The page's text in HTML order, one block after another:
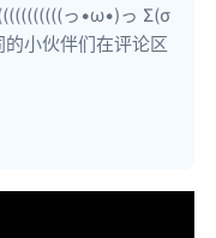
っ•ω•)っ Σ(σ
的小伙伴们在评论区